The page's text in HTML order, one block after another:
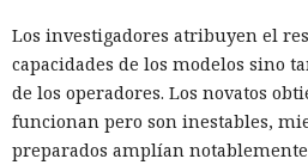
Los investigadores atribuyen el
capacidades de los modelos sino
de los operadores. Los novatos
funcionan pero son inestables,
preparados amplían notablemente